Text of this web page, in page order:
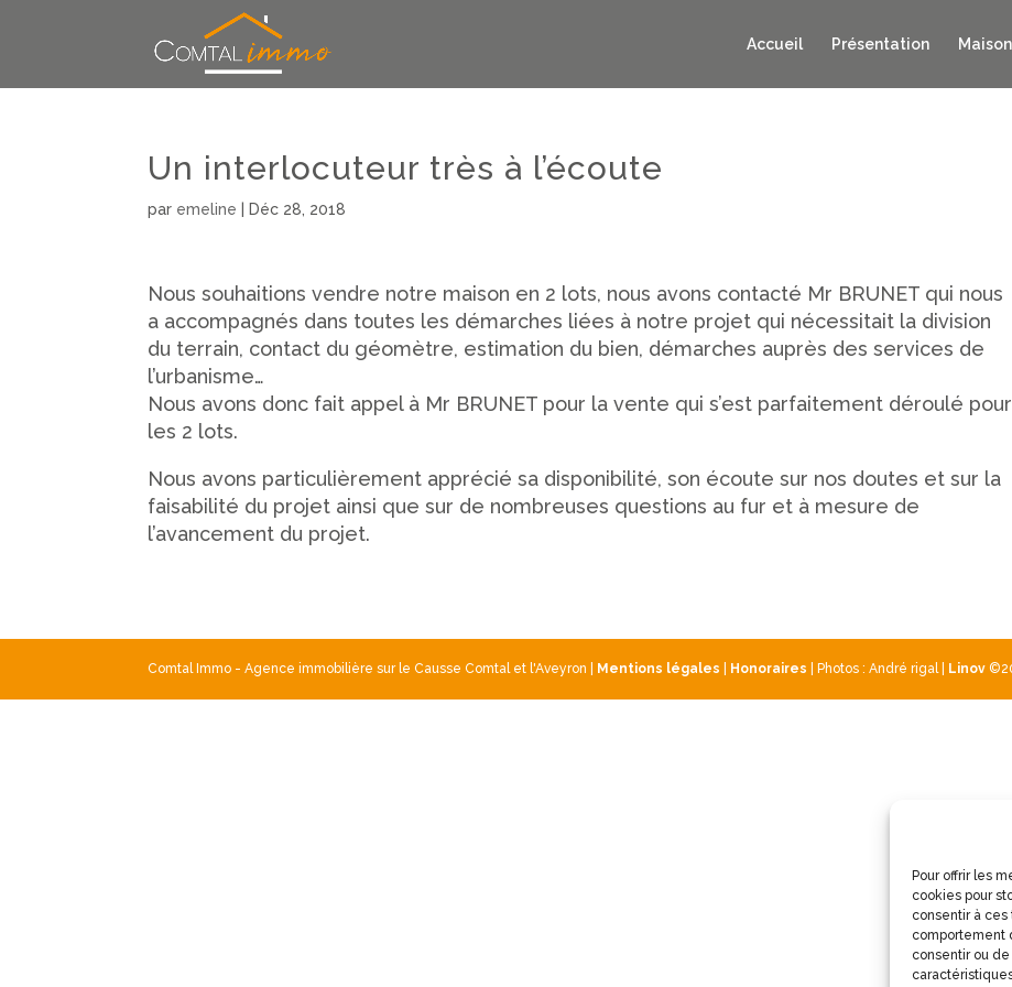
Pour offrir les
cookies pour
consentir à
comportement
consentir ou
Accueil Présentation
Un interlocuteur très à l’écoute
par emeline Déc 28, 2018
Nous souhaitions vendre notre maison en 2 lots, nous avons contacté Mr BRUNET qui nous
a accompagnés dans toutes les démarches liées à notre projet qui nécessitait la division
du terrain, contact du géomètre, estimation du bien, démarches auprès des services de
l’urbanisme…
Nous avons donc fait appel à Mr BRUNET pour la vente qui s’est parfaitement déroulé pour
les 2 lots.
Nous avons particulièrement apprécié sa disponibilité, son écoute sur nos doutes et sur la
faisabilité du projet ainsi que sur de nombreuses questions au fur et à mesure de
l’avancement du projet.
Comtal Immo - Agence immobilière sur le Causse Comtal et l'Aveyron | Mentions légales Honoraires | Photos : André rigal | Linov